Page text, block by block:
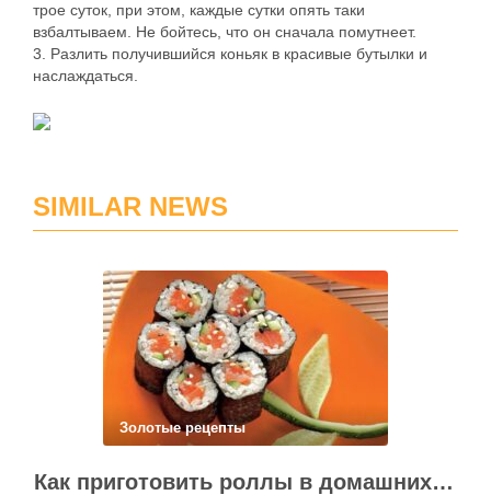
трое суток, при этом, каждые сутки опять таки
взбалтываем. Не бойтесь, что он сначала помутнеет.
3. Разлить получившийся коньяк в красивые бутылки и
наслаждаться.
SIMILAR NEWS
Золотые рецепты
Как приготовить роллы в домашних условиях?